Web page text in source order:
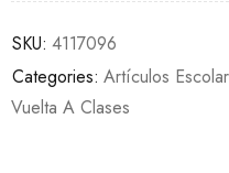
SKU: 4117096
Categories: Artículos
Vuelta A Clases